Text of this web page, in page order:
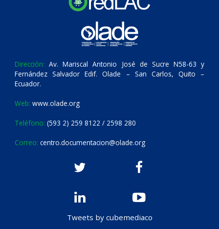
Dirección: Av. Mariscal Antonio José de Sucre N58-63 y
Fernández Salvador Edif. Olade – San Carlos, Quito –
Ecuador.
Web: www.olade.org
Teléfono: (593 2) 259 8122 / 2598 280
Correo: centro.documentacion@olade.org
Tweets by cubemediaco